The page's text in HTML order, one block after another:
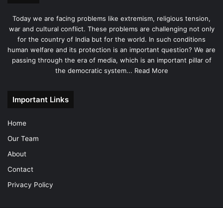
Today we are facing problems like extremism, religious tension,
war and cultural conflict. These problems are challenging not only
for the country of India but for the world. In such conditions
human welfare and its protection is an important question? We are
passing through the era of media, which is an important pillar of
the democratic system... Read More
Important Links
Home
Our Team
About
Contact
Privacy Policy